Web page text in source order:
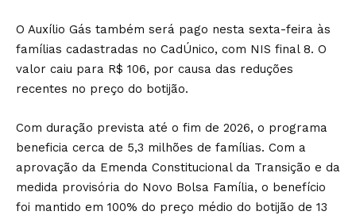
O Auxílio Gás também será pago nesta sexta-feira às
famílias cadastradas no CadÚnico, com NIS final 8. O
valor caiu para R$ 106, por causa das reduções
recentes no preço do botijão.
Com duração prevista até o fim de 2026, o programa
beneficia cerca de 5,3 milhões de famílias. Com a
aprovação da Emenda Constitucional da Transição e da
medida provisória do Novo Bolsa Família, o benefício
foi mantido em 100% do preço médio do botijão de 13